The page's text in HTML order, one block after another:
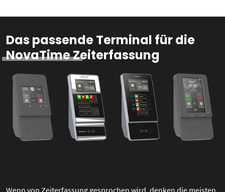
Das passende Terminal für die
NovaTime Zeiterfassung
Wenn von Zeiterfassung gesprochen wird, denken die meisten